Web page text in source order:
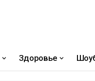
Здоровье